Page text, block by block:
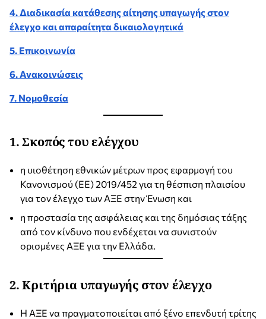
4. Διαδικασία κατάθεσης αίτησης υπαγωγής στον
έλεγχο και απαραίτητα δικαιολογητικά
5. Επικοινωνία
6. Ανακοινώσεις
7. Νομοθεσία
1. Σκοπός του ελέγχου
η υιοθέτηση εθνικών μέτρων προς εφαρμογή του
Κανονισμού (ΕΕ) 2019/452 για τη θέσπιση πλαισίου
για τον έλεγχο των ΑΞΕ στην Ένωση και
η προστασία της ασφάλειας και της δημόσιας τάξης
από τον κίνδυνο που ενδέχεται να συνιστούν
ορισμένες ΑΞΕ για την Ελλάδα.
2. Κριτήρια υπαγωγής στον έλεγχο
Η ΑΞΕ να πραγματοποιείται από ξένο επενδυτή τρίτης